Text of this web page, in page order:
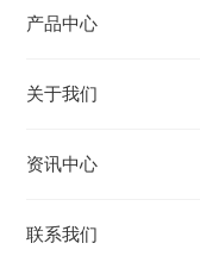
产品中心
关于我们
资讯中心
联系我们